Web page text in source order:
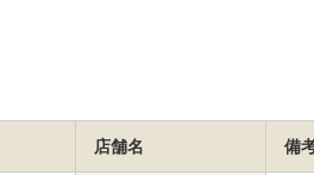
店舗名 備